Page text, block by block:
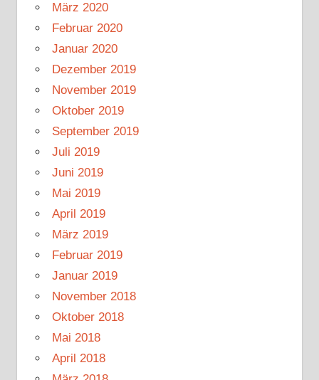
März 2020
Februar 2020
Januar 2020
Dezember 2019
November 2019
Oktober 2019
September 2019
Juli 2019
Juni 2019
Mai 2019
April 2019
März 2019
Februar 2019
Januar 2019
November 2018
Oktober 2018
Mai 2018
April 2018